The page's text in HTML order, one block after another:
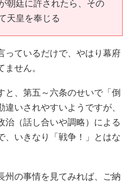
朝廷に許されたら、その
天皇を奉じる
っているだけで、やはり幕府
せん。
と、第五～六条のせいで「倒
いされやすいようですが、
治（話し合いや調略）による
、いきなり「戦争！」とはな
州の事情を見てみれば、ご納